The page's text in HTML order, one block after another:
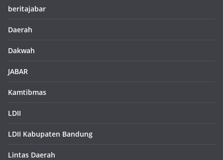
beritajabar
Daerah
Dakwah
JABAR
Kamtibmas
LDII
LDII Kabupaten Bandung
Lintas Daerah